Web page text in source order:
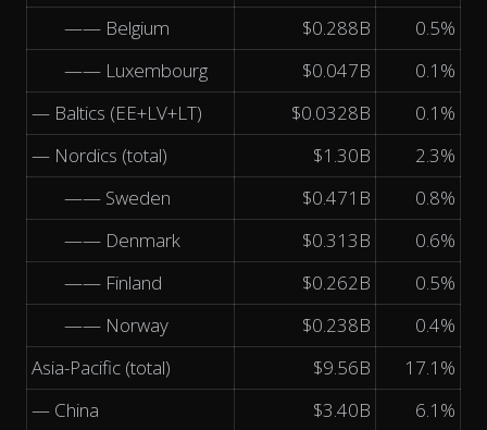
—— Belgium
$0.288B
0.5%
—— Luxembourg
$0.047B
0.1%
— Baltics (EE+LV+LT)
$0.0328B
0.1%
— Nordics (total)
$1.30B
2.3%
—— Sweden
$0.471B
0.8%
—— Denmark
$0.313B
0.6%
—— Finland
$0.262B
0.5%
—— Norway
$0.238B
0.4%
Asia-Pacific (total)
$9.56B
17.1%
— China
$3.40B
6.1%